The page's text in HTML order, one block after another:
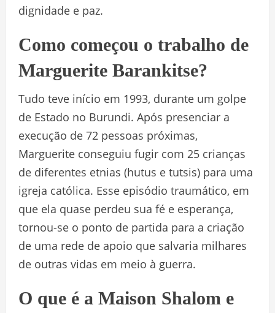
dignidade e paz.
Como começou o trabalho de
Marguerite Barankitse?
Tudo teve início em 1993, durante um golpe
de Estado no Burundi. Após presenciar a
execução de 72 pessoas próximas,
Marguerite conseguiu fugir com 25 crianças
de diferentes etnias (hutus e tutsis) para uma
igreja católica. Esse episódio traumático, em
que ela quase perdeu sua fé e esperança,
tornou-se o ponto de partida para a criação
de uma rede de apoio que salvaria milhares
de outras vidas em meio à guerra.
O que é a Maison Shalom e